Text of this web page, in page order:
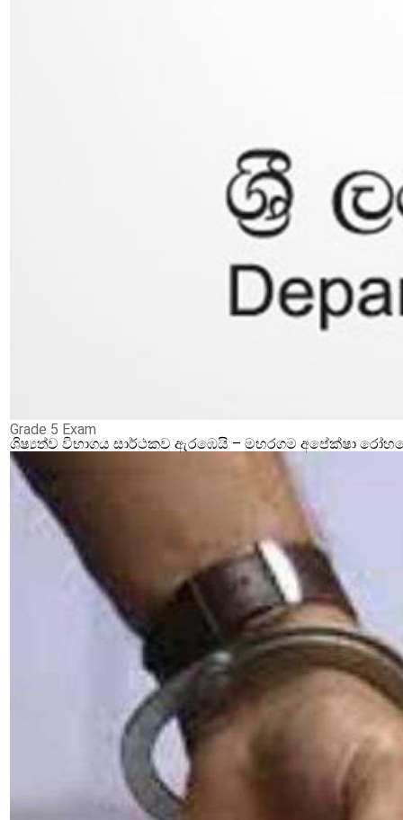
Grade 5 Exam
ශිෂ්‍යත්ව විභාගය සාර්ථකව ඇරඹෙයි – මහරගම අපේක්ෂා